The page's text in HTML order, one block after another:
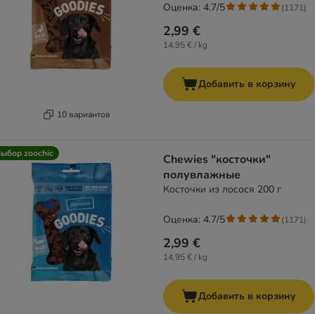
10 вариантов
2,99 €
14,95 € / kg
Оценка: 4.7/5 (1171)
Добавить в корзину
zoochic
Chewies "косточки"
полувлажные
Косточки из лосося 200 г
2,99 €
14,95 € / kg
Оценка: 4.7/5 (1171)
Добавить в корзину